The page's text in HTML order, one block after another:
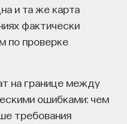
и та же карта
фактически
по проверке
на границе между
ошибками: чем
требования